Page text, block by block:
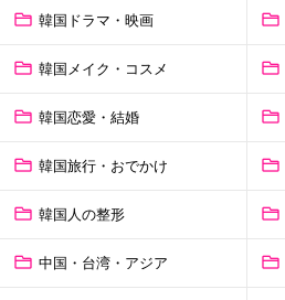
韓国ドラマ・映画
韓国メイク・コスメ
韓国恋愛・結婚
韓国旅行・おでかけ
韓国人の整形
中国・台湾・アジア